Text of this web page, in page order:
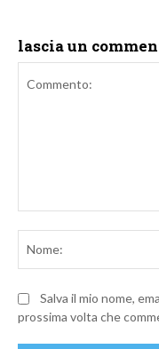
lascia un
Salva il mio nome,
prossima volta che